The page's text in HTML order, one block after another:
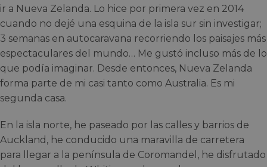
ir a Nueva Zelanda. Lo hice por primera vez en 2014
cuando no dejé una esquina de la isla sur sin investigar;
3 semanas en autocaravana recorriendo los paisajes más
espectaculares del mundo… Me gustó incluso más de lo
que podía imaginar. Desde entonces, Nueva Zelanda
forma parte de mi casi tanto como Australia. Es mi
segunda casa.
En la isla norte, he paseado por las calles y barrios de
Auckland, he conducido una maravilla de carretera
para llegar a la península de Coromandel, he disfrutado